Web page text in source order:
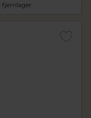
fjernlager